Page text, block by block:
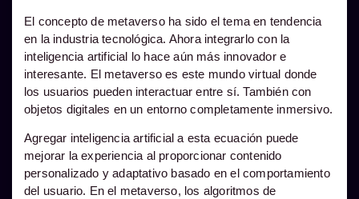
El concepto de metaverso ha sido el tema en tendencia
en la industria tecnológica. Ahora integrarlo con la
inteligencia artificial lo hace aún más innovador e
interesante. El metaverso es este mundo virtual donde
los usuarios pueden interactuar entre sí. También con
objetos digitales en un entorno completamente inmersivo.
Agregar inteligencia artificial a esta ecuación puede
mejorar la experiencia al proporcionar contenido
personalizado y adaptativo basado en el comportamiento
del usuario. En el metaverso, los algoritmos de